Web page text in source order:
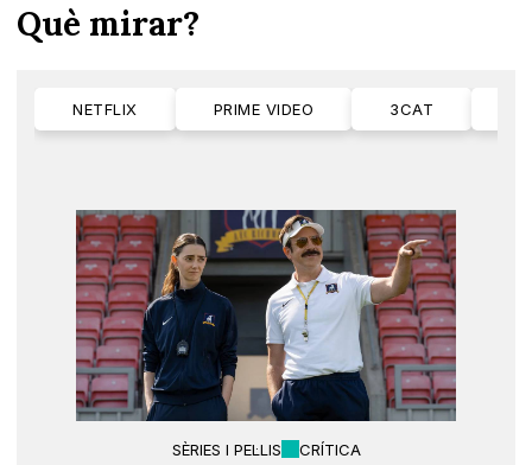
Què mirar?
NETFLIX PRIME VIDEO 3CAT
SÈRIES I PEL·LIS CRÍTICA